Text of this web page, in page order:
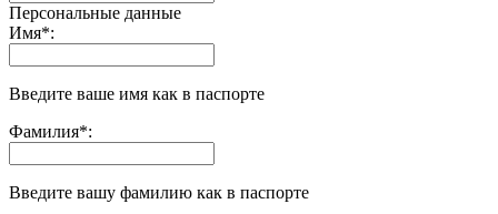
Персональные данные
Имя*:
Введите ваше имя как в паспорте
Фамилия*:
Введите вашу фамилию как в паспорте